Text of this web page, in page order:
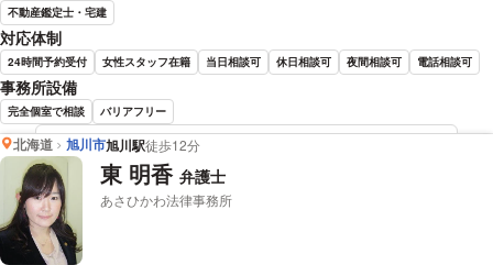
不動産鑑定士・宅建
対応体制
24時間予約受付 女性スタッフ在籍 当日相談可 休日相談可 夜間相談可 電話相談可
事務所設備
完全個室で相談 バリアフリー
高橋 友佑 弁護士の詳細情報を見る
北海道 旭川市旭川駅徒歩12分
東 明香 弁護士
あさひかわ法律事務所